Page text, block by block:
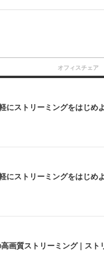
にストリーミングをはじめ
にストリーミングをはじめ
質ストリーミング | スト
オフィスチェア